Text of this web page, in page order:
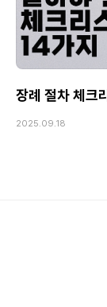
장례 절차 체크
2025.09.18